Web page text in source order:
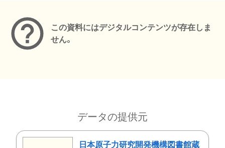
この資料にはデジタルコンテンツが存在しま
せん。
データの提供元
日本原子力研究開発機構図書館蔵